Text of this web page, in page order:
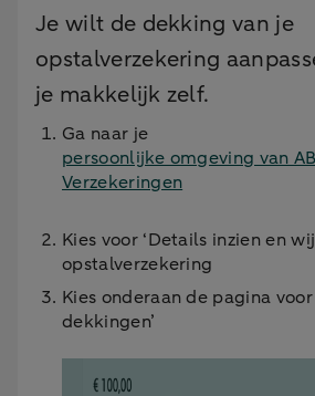
Je wilt de dekking van je
opstalverzekering
je makkelijk zelf.
Ga naar je
persoonlijke omgeving van
Verzekeringen
Kies voor ‘Details inzien en
opstalverzekering
Kies onderaan de pagina voor
dekkingen’